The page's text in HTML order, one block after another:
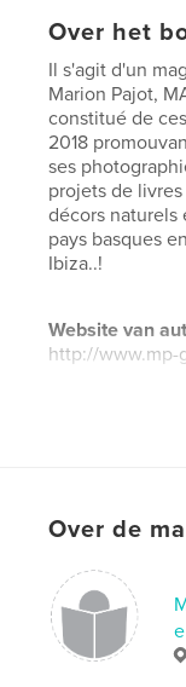
Over het
Il s'agit d'un
Marion Pajot,
constitué de
2018
ses
projets de
décors naturels
pays basques
Ibiza..!
Website van
http://www.mp-
Projectoptie:
Datum
Taal
French
Trefwoorden
Over de
e